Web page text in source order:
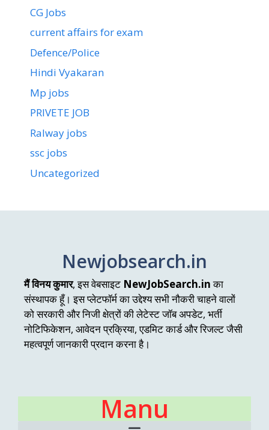
CG Jobs
current affairs for exam
Defence/Police
Hindi Vyakaran
Mp jobs
PRIVETE JOB
Ralway jobs
ssc jobs
Uncategorized
Newjobsearch.in
मैं विनय कुमार, इस वेबसाइट NewJobSearch.inका
संस्थापक हूँ। इस प्लेटफॉर्म का उद्देश्य सभी नौकरी चाहने वालों
को सरकारी और निजी क्षेत्रों की लेटेस्ट जॉब अपडेट, भर्ती
नोटिफिकेशन, आवेदन प्रक्रिया, एडमिट कार्ड और रिजल्ट जैसी
महत्वपूर्ण जानकारी प्रदान करना है।
Manu